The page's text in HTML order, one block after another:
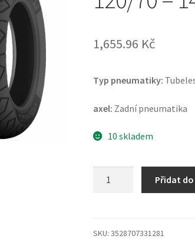
1,655.96 Kč
Typ pneumatiky:
axel: Zadní pneumatika
10 skladem
120/70
Přidat
SKU:3528707331281